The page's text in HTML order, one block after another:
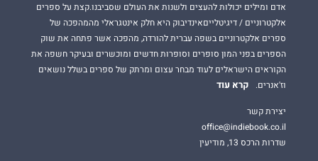
אדם ומילים יכולות להעצים ולשנות את העולם שסביבנו.קצת על ספרים
אלקטרוניים / דיגיטלייםאינדיבוק היא חלק אינטגראלי מהמהפכה של
ספרים אלקטרוניים בשפה עברית להורדה, מהפכה אשר פתחה את שוק
הספרים בפני המון סופרים וסופרות חדשים ומוכשרים ובעיקר חשפה את
הקוראים הישראלים לעוד מבחר עצום ומרתק של ספרים בשלל נושאים
וז'אנרים.
קרא עוד
יצירת קשר
office@indiebook.co.il
שדרות הרכס 13, מודיעין